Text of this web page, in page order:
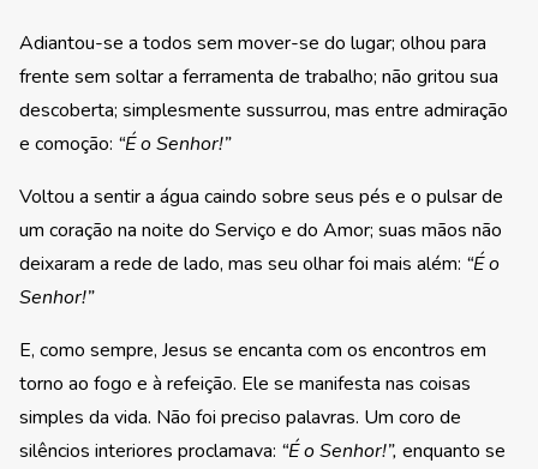
Adiantou-se a todos sem mover-se do lugar; olhou para
frente sem soltar a ferramenta de trabalho; não gritou sua
descoberta; simplesmente sussurrou, mas entre admiração
e comoção: “É o Senhor!”
Voltou a sentir a água caindo sobre seus pés e o pulsar de
um coração na noite do Serviço e do Amor; suas mãos não
deixaram a rede de lado, mas seu olhar foi mais além: “É o
Senhor!”
E, como sempre, Jesus se encanta com os encontros em
torno ao fogo e à refeição. Ele se manifesta nas coisas
simples da vida. Não foi preciso palavras. Um coro de
silêncios interiores proclamava: “É oSenhor!”, enquanto se